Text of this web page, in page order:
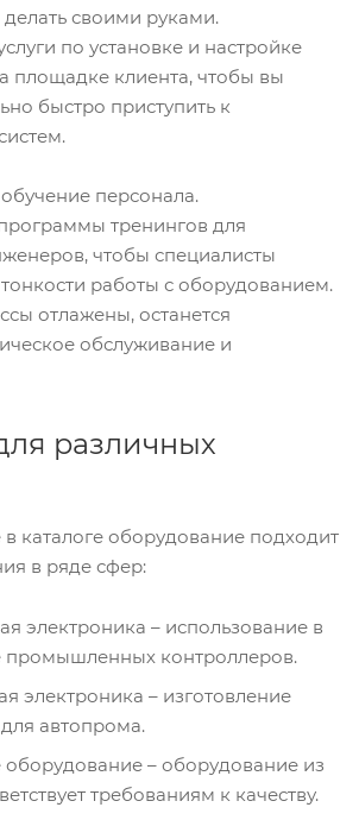
своими руками.
по установке и настройке
площадке клиента, чтобы вы
быстро приступить к
персонала.
тренингов для
чтобы специалисты
работы с оборудованием.
отлажены, останется
обслуживание и
различных
каталоге оборудование подходит
в ряде сфер:
электроника – использование в
промышленных контроллеров.
электроника – изготовление
автопрома.
– оборудование из
требованиям к качеству.